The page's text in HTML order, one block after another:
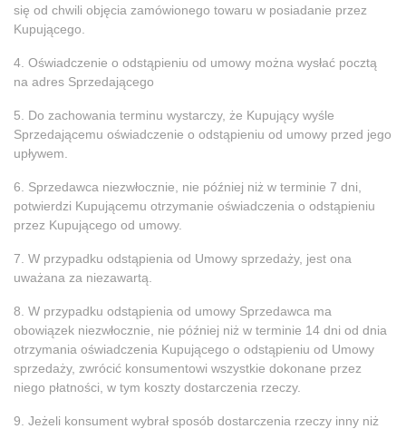
się od chwili objęcia zamówionego towaru w posiadanie przez
Kupującego.
4. Oświadczenie o odstąpieniu od umowy można wysłać pocztą
na adres Sprzedającego
5. Do zachowania terminu wystarczy, że Kupujący wyśle
Sprzedającemu oświadczenie o odstąpieniu od umowy przed jego
upływem.
6. Sprzedawca niezwłocznie, nie później niż w terminie 7 dni,
potwierdzi Kupującemu otrzymanie oświadczenia o odstąpieniu
przez Kupującego od umowy.
7. W przypadku odstąpienia od Umowy sprzedaży, jest ona
uważana za niezawartą.
8. W przypadku odstąpienia od umowy Sprzedawca ma
obowiązek niezwłocznie, nie później niż w terminie 14 dni od dnia
otrzymania oświadczenia Kupującego o odstąpieniu od Umowy
sprzedaży, zwrócić konsumentowi wszystkie dokonane przez
niego płatności, w tym koszty dostarczenia rzeczy.
9. Jeżeli konsument wybrał sposób dostarczenia rzeczy inny niż